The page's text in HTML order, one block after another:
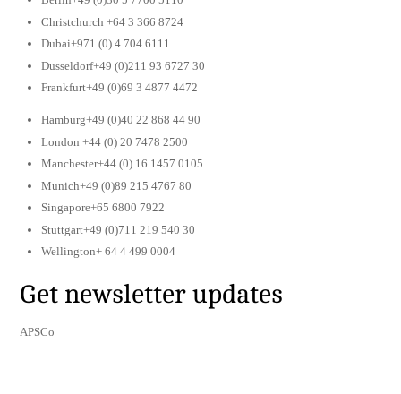
Christchurch +64 3 366 8724
Dubai+971 (0) 4 704 6111
Dusseldorf+49 (0)211 93 6727 30
Frankfurt+49 (0)69 3 4877 4472
Hamburg+49 (0)40 22 868 44 90
London +44 (0) 20 7478 2500
Manchester+44 (0) 16 1457 0105
Munich+49 (0)89 215 4767 80
Singapore+65 6800 7922
Stuttgart+49 (0)711 219 540 30
Wellington+ 64 4 499 0004
Get newsletter updates
APSCo